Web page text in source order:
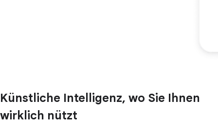
Künstliche Intelligenz, wo Sie Ihnen
wirklich nützt